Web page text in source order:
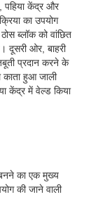
पहिया केंद्र और
का उपयोग
ब्लॉक को वांछित
दूसरी ओर, बाहरी
प्रदान करने के
काता हुआ जाली
केंद्र में वेल्ड किया
बनने का एक मुख्य
की जाने वाली